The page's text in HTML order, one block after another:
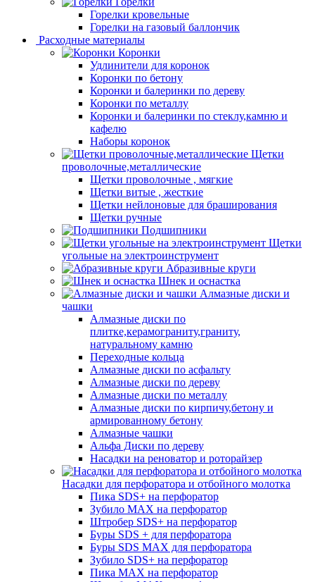
Горелки кровельные
Горелки на газовый баллончик
Расходные материалы
Коронки
Удлинители для коронок
Коронки по бетону
Коронки и балеринки по дереву
Коронки по металлу
Коронки и балеринки по стеклу,камню и
кафелю
Наборы коронок
Щетки
проволочные,металлические
Щетки проволочные , мягкие
Щетки витые , жесткие
Щетки нейлоновые для браширования
Щетки ручные
Подшипники
Щетки
угольные на электроинструмент
Абразивные круги
Шнек и оснастка
Алмазные диски и
чашки
Алмазные диски по
плитке,керамограниту,граниту,
натуральному камню
Переходные кольца
Алмазные диски по асфальту
Алмазные диски по дереву
Алмазные диски по металлу
Алмазные диски по кирпичу,бетону и
армированному бетону
Алмазные чашки
Альфа Диски по дереву
Насадки на реноватор и роторайзер
Насадки для перфоратора и отбойного молотка
Пика SDS+ на перфоратор
Зубило MAX на перфоратор
Штробер SDS+ на перфоратор
Буры SDS + для перфоратора
Буры SDS MAX для перфоратора
Зубило SDS+ на перфоратор
Пика MAX на перфоратор